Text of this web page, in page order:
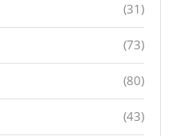
(31)
(73)
(80)
(43)